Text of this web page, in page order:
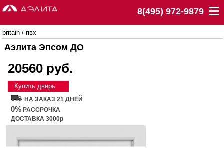
8(495) 972-9879
britain / пвх
Аэлита Эпсом ДО
20560 руб.
Купить дверь
НА ЗАКАЗ 21 ДНЕЙ
0% РАССРОЧКА
ДОСТАВКА 3000р